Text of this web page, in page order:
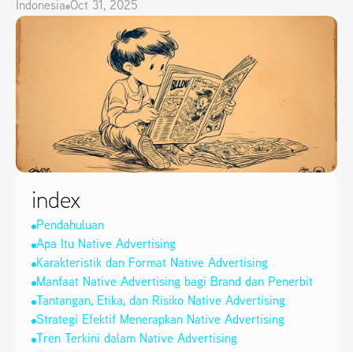
Indonesia Oct 31, 2025
index
Pendahuluan
Apa Itu Native Advertising
Karakteristik dan Format Native Advertising
Manfaat Native Advertising bagi Brand dan Penerbit
Tantangan, Etika, dan Risiko Native Advertising
Strategi Efektif Menerapkan Native Advertising
Tren Terkini dalam Native Advertising